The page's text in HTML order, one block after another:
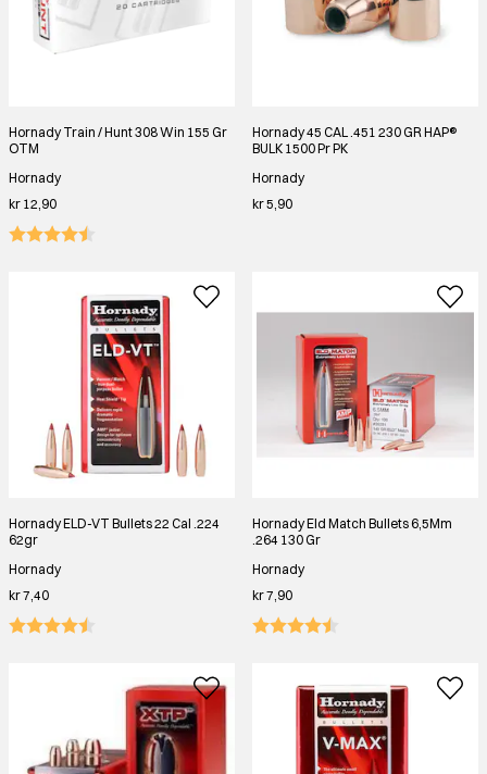
Hornady Train / Hunt 308 Win 155 Gr
OTM
Hornady
kr 12,90
Hornady 45 CAL .451 230 GR HAP®
BULK 1500 Pr PK
Hornady
kr 5,90
Hornady ELD-VT Bullets 22 Cal .224
62gr
Hornady
kr 7,40
Hornady Eld Match Bullets 6,5Mm
.264 130 Gr
Hornady
kr 7,90